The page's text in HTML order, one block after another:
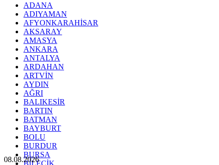
ADANA
ADIYAMAN
AFYONKARAHİSAR
AKSARAY
AMASYA
ANKARA
ANTALYA
ARDAHAN
ARTVİN
AYDIN
AĞRI
BALIKESİR
BARTIN
BATMAN
BAYBURT
BOLU
BURDUR
BURSA
BİLECİK
08.08.2026